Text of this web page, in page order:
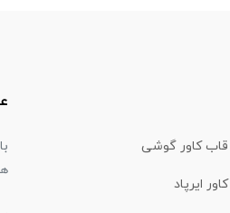
قاب کاور گوشی
کاور ایرپاد